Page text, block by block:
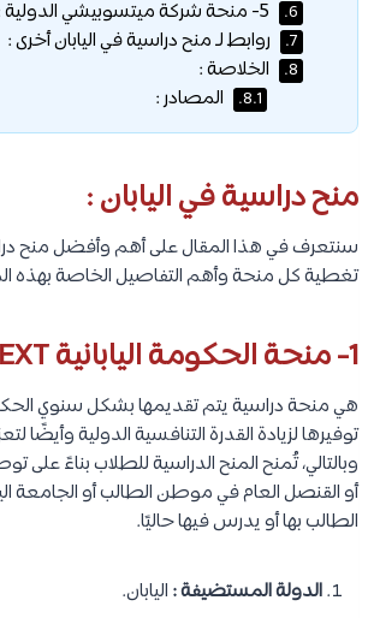
6.
7. روابط لـ منح دراسية في اليابان أخرى :
8. الخلاصة :
8.1. المصادر :
منح دراسية في اليابان :
سنتعرف في هذا المقال على أهم وأفضل منح
تغطية كل منحة وأهم التفاصيل الخاصة بهذه
1- منحة الحكومة اليابانية MEXT
هي منحة دراسية يتم تقديمها بشكل سنوي
توفيرها لزيادة القدرة التنافسية الدولية وأيضًا
وبالتالي، تُمنح المنح الدراسية للطلاب بناءً على
أو القنصل العام في موطن الطالب أو الجامعة
الطالب بها أو يدرس فيها حاليًا.
الدولة المستضيفة : اليابان.